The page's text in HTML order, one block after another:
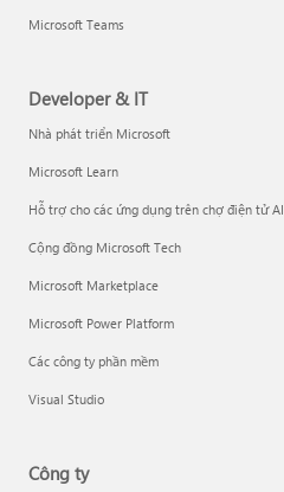
Microsoft Teams
Developer & IT
Nhà phát triển Microsoft
Microsoft Learn
Hỗ trợ cho các ứng dụng trên chợ điện tử AI
Cộng đồng Microsoft Tech
Microsoft Marketplace
Microsoft Power Platform
Các công ty phần mềm
Visual Studio
Công ty